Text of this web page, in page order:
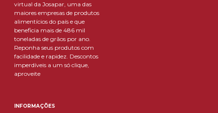
virtual da Josapar, uma das
maiores empresas de produtos
alimentícios do país e que
beneficia mais de 486 mil
toneladas de grãos por ano.
Reponha seus produtos com
facilidade e rapidez. Descontos
imperdíveis a um só clique,
aproveite
INFORMAÇÕES